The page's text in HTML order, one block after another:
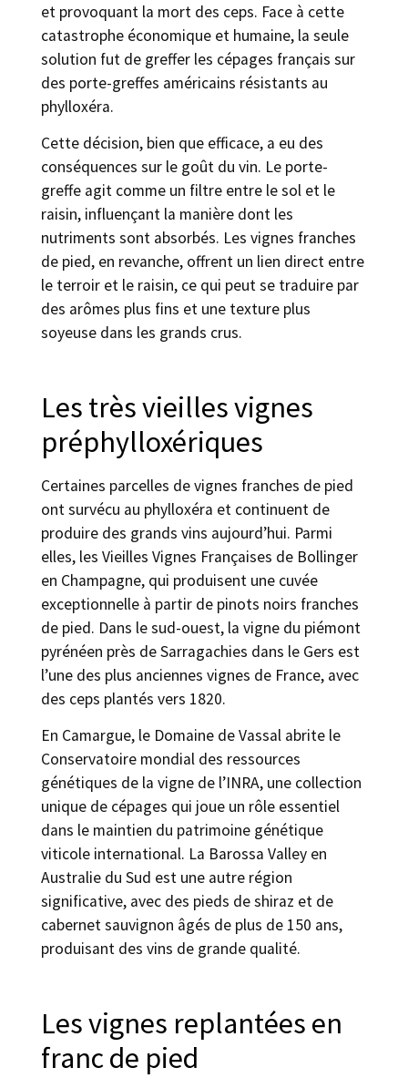
et provoquant la mort des ceps. Face à cette
catastrophe économique et humaine, la seule
solution fut de greffer les cépages français sur
des porte-greffes américains résistants au
phylloxéra.
Cette décision, bien que efficace, a eu des
conséquences sur le goût du vin. Le porte-
greffe agit comme un filtre entre le sol et le
raisin, influençant la manière dont les
nutriments sont absorbés. Les vignes franches
de pied, en revanche, offrent un lien direct entre
le terroir et le raisin, ce qui peut se traduire par
des arômes plus fins et une texture plus
soyeuse dans les grands crus.
Les très vieilles vignes
préphylloxériques
Certaines parcelles de vignes franches de pied
ont survécu au phylloxéra et continuent de
produire des grands vins aujourd’hui. Parmi
elles, les Vieilles Vignes Françaises de Bollinger
en Champagne, qui produisent une cuvée
exceptionnelle à partir de pinots noirs franches
de pied. Dans le sud-ouest, la vigne du piémont
pyrénéen près de Sarragachies dans le Gers est
l’une des plus anciennes vignes de France, avec
des ceps plantés vers 1820.
En Camargue, le Domaine de Vassal abrite le
Conservatoire mondial des ressources
génétiques de la vigne de l’INRA, une collection
unique de cépages qui joue un rôle essentiel
dans le maintien du patrimoine génétique
viticole international. La Barossa Valley en
Australie du Sud est une autre région
significative, avec des pieds de shiraz et de
cabernet sauvignon âgés de plus de 150 ans,
produisant des vins de grande qualité.
Les vignes replantées en
franc de pied